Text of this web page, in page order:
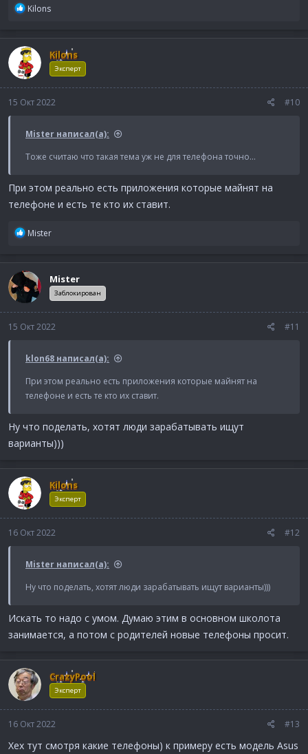
Р
к
ц
и
и
Kilons
Kilons
Эксперт
15 Окт 2022 #10
Mister написал(а):
Тоже считаю что такая тема уж не для телефона точно...
При этом реально есть приложения которые майнят на
телефоне и есть те кто их ставит.
Р
к
ц
и
и
Mister
Mister
Заблокирован
15 Окт 2022 #11
klon68 написал(а):
При этом реально есть приложения которые майнят на
телефоне и есть те кто их ставит.
Ну что поделать, хотят люди зарабатывать ищут
варианты)))
Kilons
Эксперт
16 Окт 2022 #12
Mister написал(а):
Ну что поделать, хотят люди зарабатывать ищут варианты)))
Искать то надо с умом. Думаю этим в основном школота
занимается, а потом с родителей новые телефоны просит.
CrazyPool
Эксперт
16 Окт 2022 #13
Хех тут смотря какие телефоны) к примеру есть модель Asus